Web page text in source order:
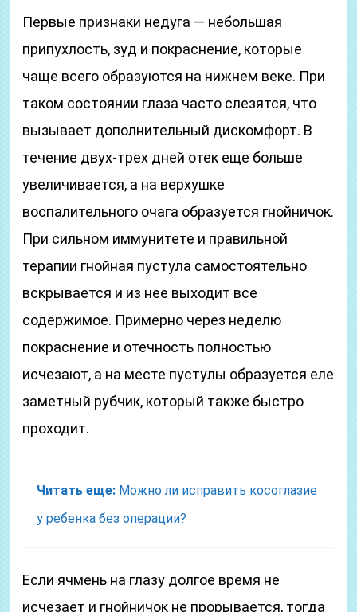
Первые признаки недуга — небольшая
припухлость, зуд и покраснение, которые
чаще всего образуются на нижнем веке. При
таком состоянии глаза часто слезятся, что
вызывает дополнительный дискомфорт. В
течение двух-трех дней отек еще больше
увеличивается, а на верхушке
воспалительного очага образуется гнойничок.
При сильном иммунитете и правильной
терапии гнойная пустула самостоятельно
вскрывается и из нее выходит все
содержимое. Примерно через неделю
покраснение и отечность полностью
исчезают, а на месте пустулы образуется еле
заметный рубчик, который также быстро
проходит.
Читать еще: Можно ли исправить косоглазие
у ребенка без операции?
Если ячмень на глазу долгое время не
исчезает и гнойничок не прорывается, тогда